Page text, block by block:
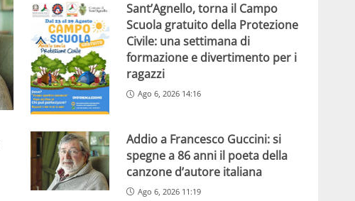
Sant’Agnello, torna il Campo
Scuola gratuito della Protezione
Civile: una settimana di
formazione e divertimento per i
ragazzi
Ago 6, 2026 14:16
Addio a Francesco Guccini: si
spegne a 86 anni il poeta della
canzone d’autore italiana
Ago 6, 2026 11:19